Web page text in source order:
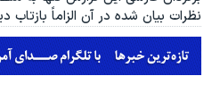
نظرات بیان شده در آن الزاماً بازتاب